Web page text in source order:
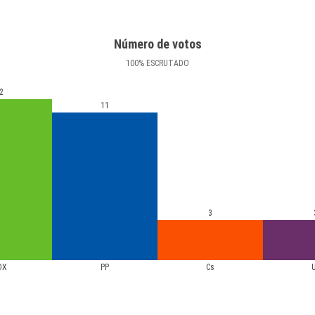
Número de votos
100% ESCRUTADO
PP Cs
11
3